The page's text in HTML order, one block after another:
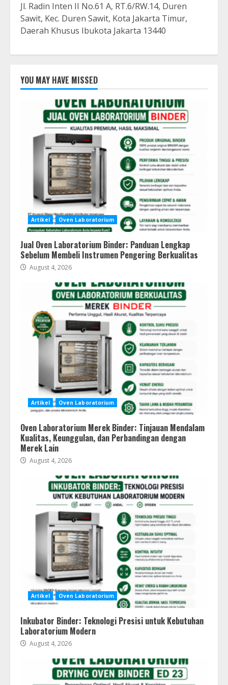
Jl. Radin Inten II No.61 A, RT.6/RW.14, Duren
Sawit, Kec. Duren Sawit, Kota Jakarta Timur,
Daerah Khusus Ibukota Jakarta 13440
YOU MAY HAVE MISSED
Artikel Oven Laboratorium
Jual Oven Laboratorium Binder: Panduan Lengkap
Sebelum Membeli Instrumen Pengering Berkualitas
August 4, 2026
Artikel Oven Laboratorium
Oven Laboratorium Merek Binder: Tinjauan Mendalam
Kualitas, Keunggulan, dan Perbandingan dengan
Merek Lain
August 4, 2026
Artikel Oven Laboratorium
Inkubator Binder: Teknologi Presisi untuk Kebutuhan
Laboratorium Modern
August 4, 2026